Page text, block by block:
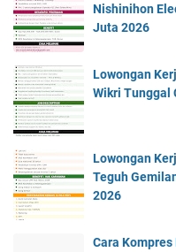
Nishinihon
Juta 2026
Lowongan
Wikri Tunggal
Lowongan
Teguh
2026
Cara Kompres